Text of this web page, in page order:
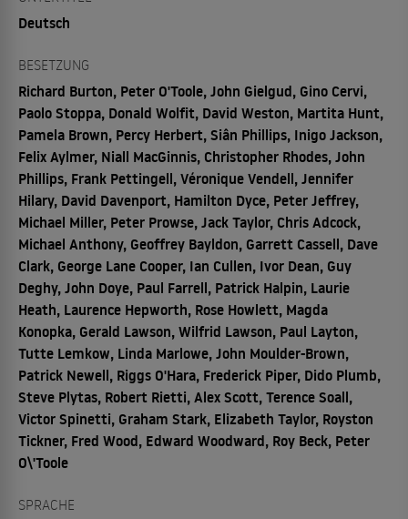
Deutsch
BESETZUNG
Richard Burton, Peter O'Toole, John Gielgud, Gino Cervi,
Paolo Stoppa, Donald Wolfit, David Weston, Martita Hunt,
Pamela Brown, Percy Herbert, Siân Phillips, Inigo Jackson,
Felix Aylmer, Niall MacGinnis, Christopher Rhodes, John
Phillips, Frank Pettingell, Véronique Vendell, Jennifer
Hilary, David Davenport, Hamilton Dyce, Peter Jeffrey,
Michael Miller, Peter Prowse, Jack Taylor, Chris Adcock,
Michael Anthony, Geoffrey Bayldon, Garrett Cassell, Dave
Clark, George Lane Cooper, Ian Cullen, Ivor Dean, Guy
Deghy, John Doye, Paul Farrell, Patrick Halpin, Laurie
Heath, Laurence Hepworth, Rose Howlett, Magda
Konopka, Gerald Lawson, Wilfrid Lawson, Paul Layton,
Tutte Lemkow, Linda Marlowe, John Moulder-Brown,
Patrick Newell, Riggs O'Hara, Frederick Piper, Dido Plumb,
Steve Plytas, Robert Rietti, Alex Scott, Terence Soall,
Victor Spinetti, Graham Stark, Elizabeth Taylor, Royston
Tickner, Fred Wood, Edward Woodward, Roy Beck, Peter
O\'Toole
SPRACHE